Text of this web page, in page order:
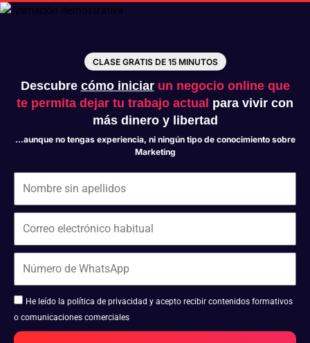
CLASE GRATIS DE 15 MINUTOS
Descubre cómo iniciar un negocio online que
te permita dejar tu trabajo actual para vivir con
más dinero y libertad
…aunque no tengas experiencia, ni ningún tipo de conocimiento sobre
Marketing
He leído la política de privacidad y acepto recibir contenidos formativos
o comunicaciones comerciales